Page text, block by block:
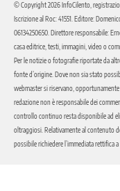
© Copyright 2026 InfoCilento,
Iscrizione al Roc: 41551. Editore:
06134250650. Direttore responsabile:
casa editrice, testi, immagini, video o
Per le notizie o fotografie riportate da
fonte d’origine. Dove non sia stato
webmaster si riservano,
redazione non è responsabile dei
controllo continuo resta disponibile ad
oltraggiosi. Relativamente al contenuto
possibile richiedere l’immediata rettifica a